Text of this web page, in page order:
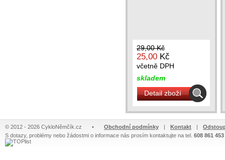
29,00 Kč
25,00 Kč
včetně DPH
skladem
Detail zboží
© 2012 - 2026 CykloNěmčík.cz • Obchodní podmínky | Kontakt |
S dotazy, problémy nebo žádostmi o informace nás prosím kontaktujte na tel. 608 861 453